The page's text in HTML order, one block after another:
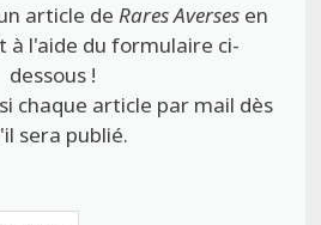
article de Rares Aversesen
à l'aide du formulaire ci-
dessous !
chaque article par mail dès
sera publié.